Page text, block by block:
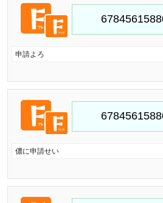
申請よろ
儂に申請せい